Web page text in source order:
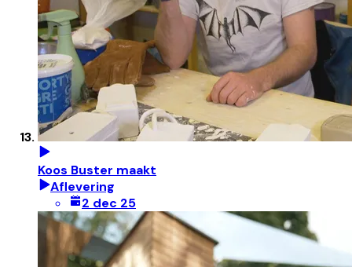
Koos Buster maakt
Aflevering
2 dec 25